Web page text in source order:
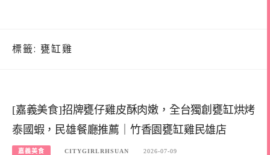
標籤: 甕缸雞
[嘉義美食]招牌甕仔雞皮酥肉嫩，全台獨創甕缸烘烤
泰國蝦，民雄餐廳推薦｜竹香園甕缸雞民雄店
嘉義美食 CITYGIRLRHSUAN 2026-07-09